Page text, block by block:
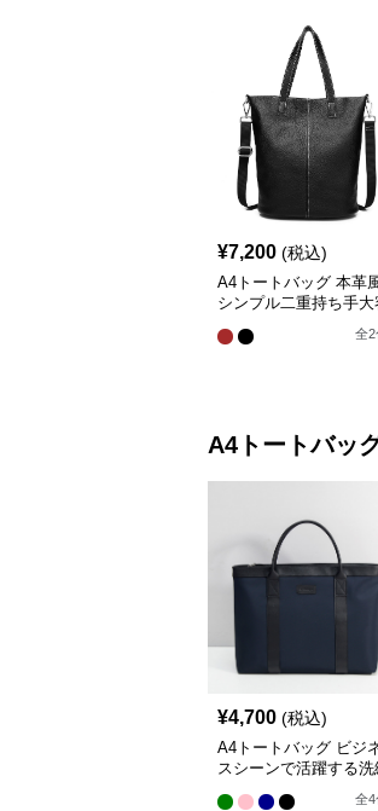
¥7,200 (税込)
A4トートバッグ 本革
シンプル二重持ち手大
全2
A4トートバッ
¥4,700 (税込)
A4トートバッグ ビジ
スシーンで活躍する洗
された実用的なバッグ
全4